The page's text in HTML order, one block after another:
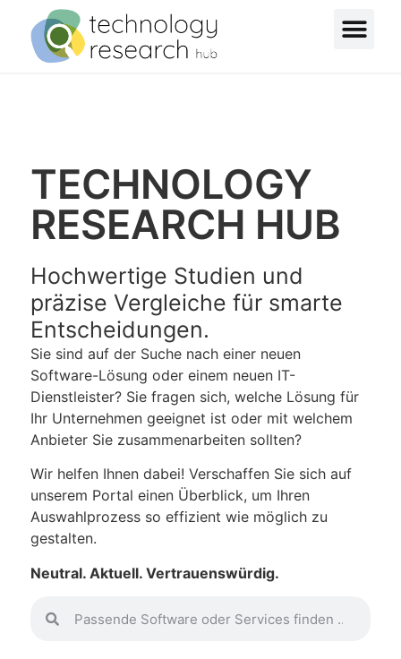
TECHNOLOGY
RESEARCH HUB
Hochwertige Studien und
präzise Vergleiche für smarte
Entscheidungen.
Sie sind auf der Suche nach einer neuen
Software-Lösung oder einem neuen IT-
Dienstleister? Sie fragen sich, welche Lösung für
Ihr Unternehmen geeignet ist oder mit welchem
Anbieter Sie zusammenarbeiten sollten?
Wir helfen Ihnen dabei! Verschaffen Sie sich auf
unserem Portal einen Überblick, um Ihren
Auswahlprozess so effizient wie möglich zu
gestalten.
Neutral. Aktuell. Vertrauenswürdig.